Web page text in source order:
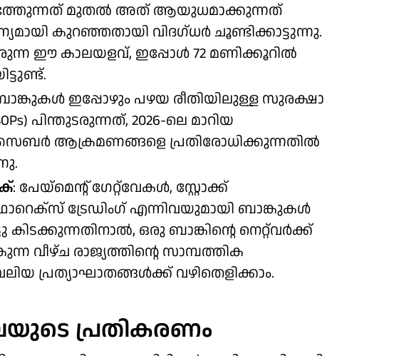
മുതൽ അത് ആയുധമാക്കുന്നത്
കുറഞ്ഞതായി വിദഗ്ധർ ചൂണ്ടിക്കാട്ടുന്നു.
ഈ കാലയളവ്, ഇപ്പോൾ 72 മണിക്കൂറിൽ
ഇപ്പോഴും പഴയ രീതിയിലുള്ള സുരക്ഷാ
പിന്തുടരുന്നത്, 2026-ലെ മാറിയ
ആക്രമണങ്ങളെ പ്രതിരോധിക്കുന്നതിൽ
: പേയ്‌മെന്റ് ഗേറ്റ്‌‍വേകൾ, സ്റ്റോക്ക്
ട്രേഡിംഗ് എന്നിവയുമായി ബാങ്കുകൾ
ഒരു ബാങ്കിന്റെ നെറ്റ്‍വർക്ക്
വീഴ്ച രാജ്യത്തിന്റെ സാമ്പത്തിക
പ്രത്യാഘാതങ്ങൾക്ക് വഴിതെളിക്കാം.
പ്രതികരണം